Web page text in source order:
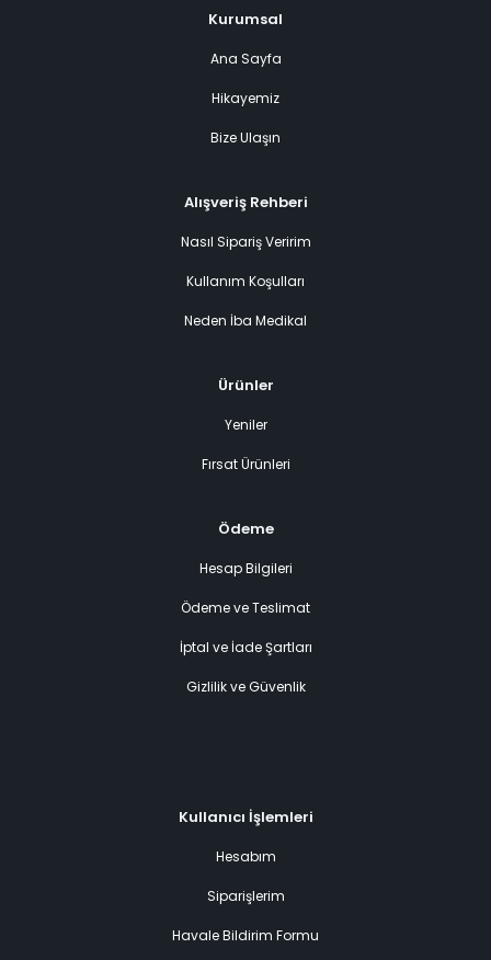
Kurumsal
Ana Sayfa
Hikayemiz
Bize Ulaşın
Alışveriş Rehberi
Nasıl Sipariş Veririm
Kullanım Koşulları
Neden İba Medikal
Ürünler
Yeniler
Fırsat Ürünleri
Ödeme
Hesap Bilgileri
Ödeme ve Teslimat
İptal ve İade Şartları
Gizlilik ve Güvenlik
Kullanıcı İşlemleri
Hesabım
Siparişlerim
Havale Bildirim Formu